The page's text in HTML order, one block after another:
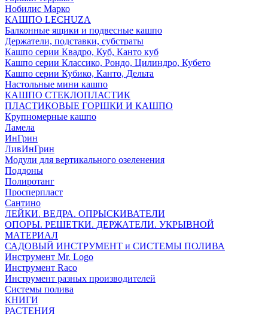
Нобилис Марко
КАШПО LECHUZA
Балконные ящики и подвесные кашпо
Держатели, подставки, субстраты
Кашпо серии Квадро, Куб, Канто куб
Кашпо серии Классико, Рондо, Цилиндро, Кубето
Кашпо серии Кубико, Канто, Дельта
Настольные мини кашпо
КАШПО СТЕКЛОПЛАСТИК
ПЛАСТИКОВЫЕ ГОРШКИ И КАШПО
Крупномерные кашпо
Ламела
ИнГрин
ЛивИнГрин
Модули для вертикального озеленения
Поддоны
Полиротанг
Просперпласт
Сантино
ЛЕЙКИ. ВЕДРА. ОПРЫСКИВАТЕЛИ
ОПОРЫ. РЕШЕТКИ. ДЕРЖАТЕЛИ. УКРЫВНОЙ
МАТЕРИАЛ
САДОВЫЙ ИНСТРУМЕНТ и СИСТЕМЫ ПОЛИВА
Инструмент Mr. Logo
Инструмент Raco
Инструмент разных производителей
Системы полива
КНИГИ
РАСТЕНИЯ